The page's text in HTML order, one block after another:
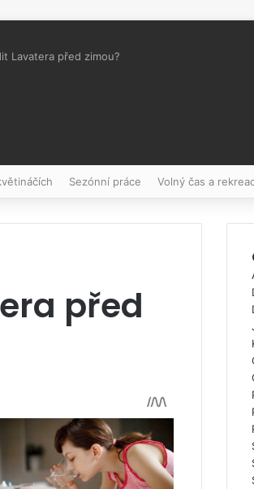
Lavatera před zimou?
Sezónní práce Volný čas a
před